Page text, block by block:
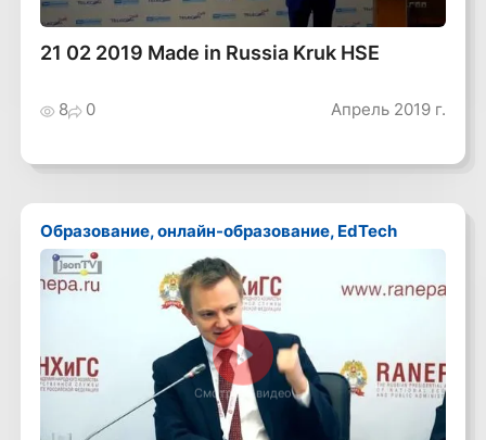
21 02 2019 Made in Russia Kruk HSE
8 0 Апрель 2019 г.
Образование, онлайн-образование, EdTech
Смотреть видео